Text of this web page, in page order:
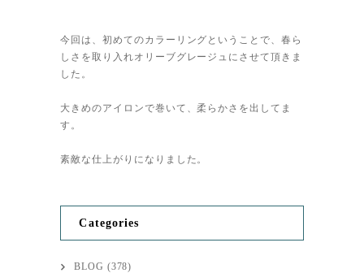
今回は、初めてのカラーリングということで、春ら
しさを取り入れオリーブグレージュにさせて頂きま
した。
大きめのアイロンで巻いて、柔らかさを出してま
す。
素敵な仕上がりになりました。
Categories
BLOG (378)